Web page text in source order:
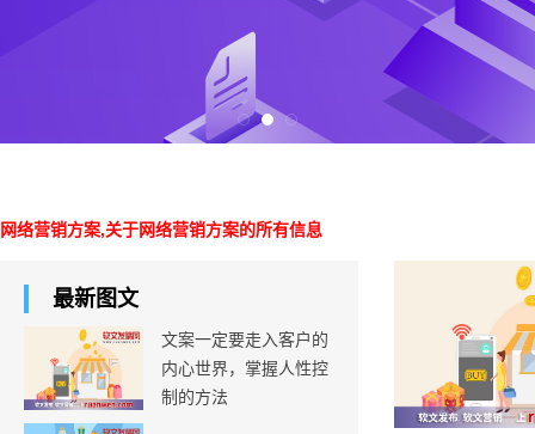
网络营销方案,关于网络营销方案的所有信息
最新图文
文案一定要走入客户的
内心世界，掌握人性控
制的方法